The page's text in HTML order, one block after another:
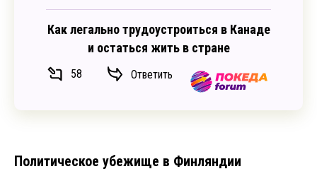
Как легально трудоустроиться в Канаде
и остаться жить в стране
58 Ответить
Политическое убежище в Финляндии